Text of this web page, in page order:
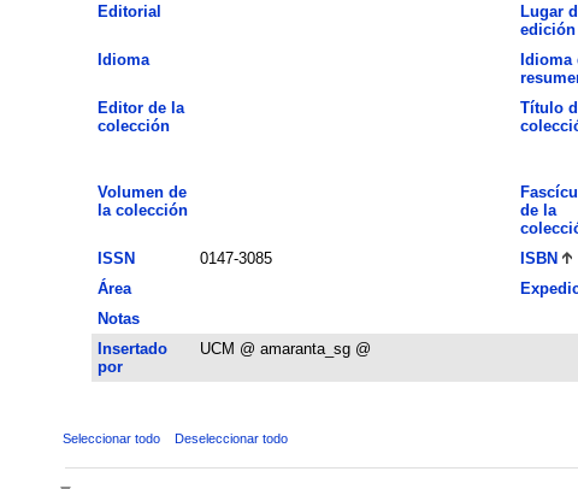
Editorial
Lugar
edición
Idioma
Idioma
Editor de la
colección
Título
Volumen de
la colección
de la
ISSN 0147-3085 ISBN
Área
Notas
Insertado
por
UCM @ amaranta_sg @
Seleccionar todo Deseleccionar todo